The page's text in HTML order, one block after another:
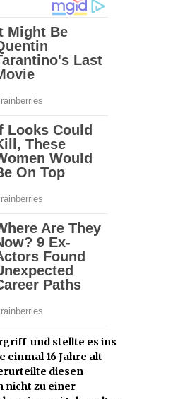
und stellte es ins
einmal 16 Jahre alt
diesen
nicht zu einer